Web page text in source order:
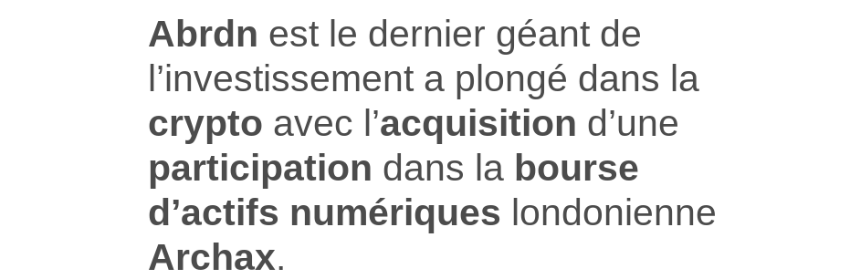
Abrdn est le dernier géant de
l’investissement a plongé dans la
crypto avec l’acquisition d’une
participation dans la bourse
d’actifs numériques londonienne
Archax.